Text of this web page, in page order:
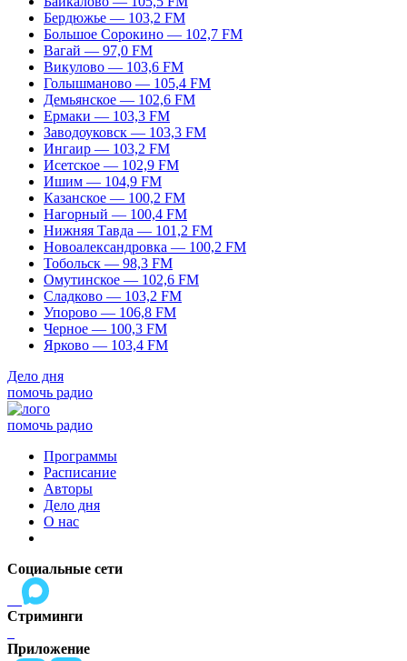
Бердюжье — 103,2 FM
Большое Сорокино — 102,7 FM
Вагай — 97,0 FM
Викулово — 103,6 FM
Голышманово — 105,4 FM
Демьянское — 102,6 FM
Ермаки — 103,3 FM
Заводоуковск — 103,3 FM
Ингаир — 103,2 FM
Исетское — 102,9 FM
Ишим — 104,9 FM
Казанское — 100,2 FM
Нагорный — 100,4 FM
Нижняя Тавда — 101,2 FM
Новоалександровка — 100,2 FM
Тобольск — 98,3 FM
Омутинское — 102,6 FM
Сладково — 103,2 FM
Упорово — 106,8 FM
Черное — 100,3 FM
Ярково — 103,4 FM
Дело дня
помочь радио
помочь радио
Программы
Расписание
Авторы
Дело дня
О нас
Социальные сети
Стриминги
Приложение